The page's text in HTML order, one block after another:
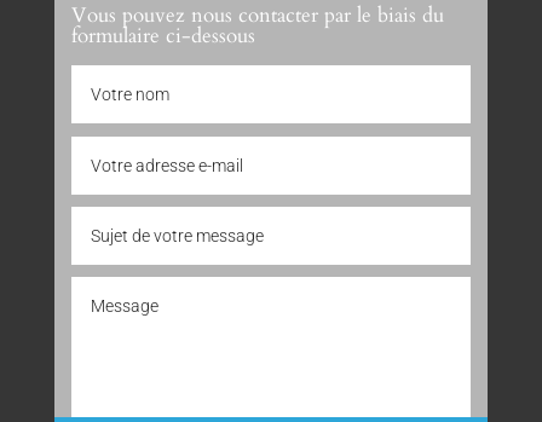
Vous pouvez nous contacter par le biais du
formulaire ci-dessous